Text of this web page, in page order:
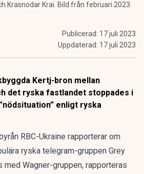
Krasnodar Krai. Bild från februari 2023.
Publicerad: 17 juli 2023
Uppdaterad: 17 juli 2023
Kertj-bron mellan
det ryska fastlandet stoppades i
enligt ryska
RBC-Ukraine rapporterar om
ryska telegram-gruppen Grey
med Wagner-gruppen, rapporteras